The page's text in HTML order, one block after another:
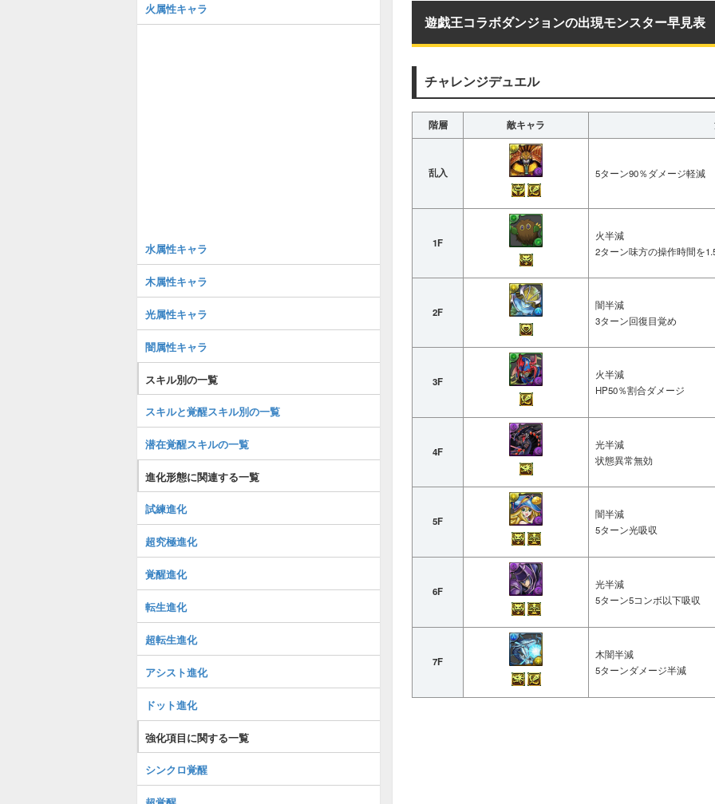
遊戯王コラボダンジョンの出現モンスター早見表
チャレンジデュエル
階層 敵キャラ
乱入 5ターン90％ダメージ軽減
1F
火半減
2ターン味方の操作時間を
2F
闇半減
3ターン回復目覚め
3F
火半減
HP50％割合ダメージ
4F
光半減
状態異常無効
5F
闇半減
5ターン光吸収
6F
光半減
5ターン5コンボ以下吸収
7F
木闇半減
5ターンダメージ半減
火属性キャラ
水属性キャラ
木属性キャラ
光属性キャラ
闇属性キャラ
スキル別の一覧
スキルと覚醒スキル別の一覧
潜在覚醒スキルの一覧
進化形態に関連する一覧
試練進化
超究極進化
覚醒進化
転生進化
超転生進化
アシスト進化
ドット進化
強化項目に関する一覧
シンクロ覚醒